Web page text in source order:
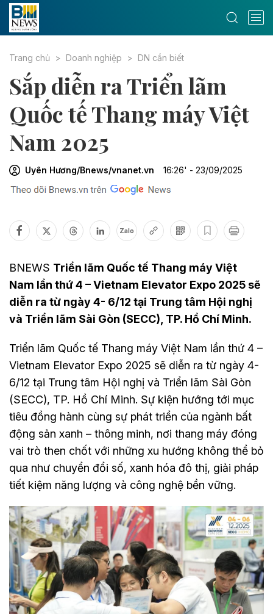
Trang chủ Doanh nghiệp DN cần biết
Sắp diễn ra Triển lãm
Quốc tế Thang máy Việt
Nam 2025
Uyên Hương/Bnews/vnanet.vn 16:26' - 23/09/2025
Zalo
BNEWS Triển lãm Quốc tế Thang máy Việt
Nam lần thứ 4 – Vietnam Elevator Expo 2025 sẽ
diễn ra từ ngày 4- 6/12 tại Trung tâm Hội nghị
và Triển lãm Sài Gòn (SECC), TP. Hồ Chí Minh.
Triển lãm Quốc tế Thang máy Việt Nam lần thứ 4 –
Vietnam Elevator Expo 2025 sẽ diễn ra từ ngày 4-
6/12 tại Trung tâm Hội nghị và Triển lãm Sài Gòn
(SECC), TP. Hồ Chí Minh. Sự kiện hướng tới mục
tiêu đồng hành cùng sự phát triển của ngành bất
động sản xanh – thông minh, nơi thang máy đóng
vai trò then chốt với những xu hướng không thể bỏ
qua như chuyển đổi số, xanh hóa đô thị, giải pháp
tiết kiệm năng lượng và công nghệ bền vững.